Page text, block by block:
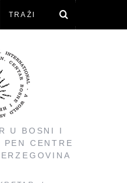
U BOSNI I
CENTRE